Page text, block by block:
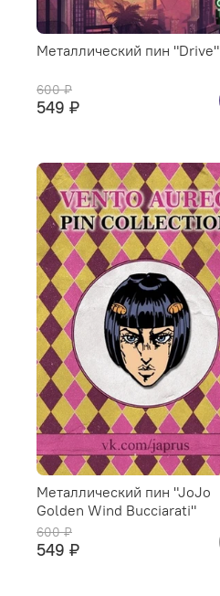
Металлический пин "Drive"
600 ₽
549 ₽
Металлический пин "JoJo
Golden Wind Bucciarati"
600 ₽
549 ₽